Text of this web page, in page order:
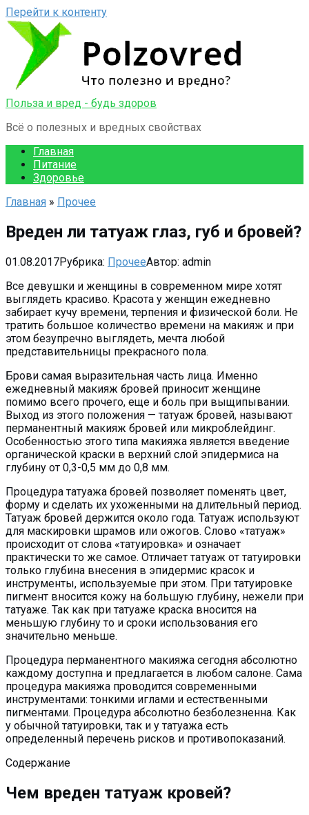
Перейти к контенту
Польза и вред - будь здоров
Всё о полезных и вредных свойствах
Главная
Питание
Здоровье
Главная » Прочее
Вреден ли татуаж глаз, губ и бровей?
01.08.2017Рубрика: ПрочееАвтор: admin
Все девушки и женщины в современном мире хотят
выглядеть красиво. Красота у женщин ежедневно
забирает кучу времени, терпения и физической боли. Не
тратить большое количество времени на макияж и при
этом безупречно выглядеть, мечта любой
представительницы прекрасного пола.
Брови самая выразительная часть лица. Именно
ежедневный макияж бровей приносит женщине
помимо всего прочего, еще и боль при выщипывании.
Выход из этого положения — татуаж бровей, называют
перманентный макияж бровей или микроблейдинг.
Особенностью этого типа макияжа является введение
органической краски в верхний слой эпидермиса на
глубину от 0,3-0,5 мм до 0,8 мм.
Процедура татуажа бровей позволяет поменять цвет,
форму и сделать их ухоженными на длительный период.
Татуаж бровей держится около года. Татуаж используют
для маскировки шрамов или ожогов. Слово «татуаж»
происходит от слова «татуировка» и означает
практически то же самое. Отличает татуаж от татуировки
только глубина внесения в эпидермис красок и
инструменты, используемые при этом. При татуировке
пигмент вносится кожу на большую глубину, нежели при
татуаже. Так как при татуаже краска вносится на
меньшую глубину то и сроки использования его
значительно меньше.
Процедура перманентного макияжа сегодня абсолютно
каждому доступна и предлагается в любом салоне. Сама
процедура макияжа проводится современными
инструментами: тонкими иглами и естественными
пигментами. Процедура абсолютно безболезненна. Как
у обычной татуировки, так и у татуажа есть
определенный перечень рисков и противопоказаний.
Содержание
Чем вреден татуаж кровей?